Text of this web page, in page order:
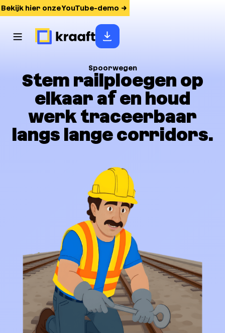
Bekijk hier onze YouTube-demo
Spoorwegen
Stem railploegen op
elkaar af en houd
werk traceerbaar
langs lange corridors.